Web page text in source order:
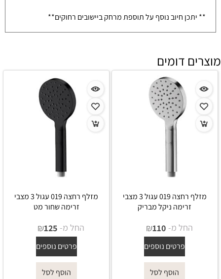
** יתכן חיוב נוסף על תוספת מרחק ביישובים רחוקים**
מוצרים דומים
מזלף רחצה 019 עגול 3 מצבי
זרימה ניקל מבריק
החל מ- ₪110
פרטים נוספים
הוסף לסל
מזלף רחצה 019 עגול 3 מצבי
זרימה שחור מט
החל מ- ₪125
פרטים נוספים
הוסף לסל